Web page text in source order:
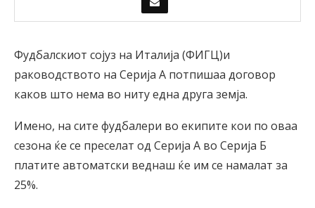
Фудбалскиот сојуз на Италија (ФИГЦ)и
раководството на Серија А потпишаа договор
каков што нема во ниту една друга земја.
Имено, на сите фудбалери во екипите кои по оваа
сезона ќе се преселат од Серија А во Серија Б
платите автоматски веднаш ќе им се намалат за
25%.